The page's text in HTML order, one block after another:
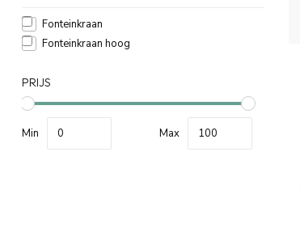
Fonteinkraan
Fonteinkraan hoog
PRIJS
Min Max